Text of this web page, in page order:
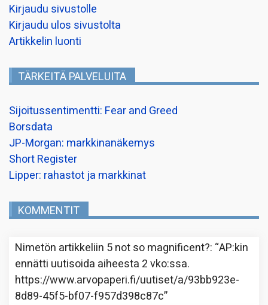
Kirjaudu sivustolle
Kirjaudu ulos sivustolta
Artikkelin luonti
TÄRKEITÄ PALVELUITA
Sijoitussentimentti: Fear and Greed
Borsdata
JP-Morgan: markkinanäkemys
Short Register
Lipper: rahastot ja markkinat
KOMMENTIT
Nimetön artikkeliin 5 not so magnificent?: “AP:kin
ennätti uutisoida aiheesta 2 vko:ssa.
https://www.arvopaperi.fi/uutiset/a/93bb923e-
8d89-45f5-bf07-f957d398c87c”